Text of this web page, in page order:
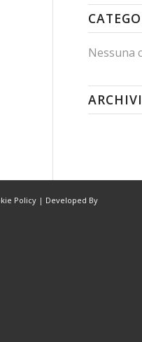
Nessuna
Policy | Developed By